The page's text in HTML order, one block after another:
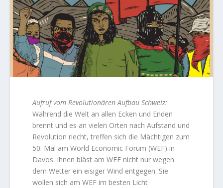
Aufruf vom Revolutionären Aufbau Schweiz:
Während die Welt an allen Ecken und Enden
brennt und es an vielen Orten nach Aufstand und
Revolution riecht, treffen sich die Mächtigen zum
50. Mal am World Economic Forum (WEF) in
Davos. Ihnen bläst am WEF nicht nur wegen
dem Wetter ein eisiger Wind entgegen. Sie
wollen sich am WEF im besten Licht